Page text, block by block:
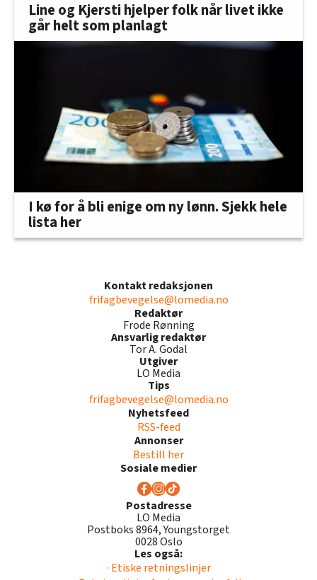
Line og Kjersti hjelper folk når livet ikke
går helt som planlagt
I kø for å bli enige om ny lønn. Sjekk hele
lista her
Kontakt redaksjonen
frifagbevegelse@lomedia.no
Redaktør
Frode Rønning
Ansvarlig redaktør
Tor A. Godal
Utgiver
LO Media
Tips
frifagbevegelse@lomedia.no
Nyhetsfeed
RSS-feed
Annonser
Bestill her
Sosiale medier
Postadresse
LO Media
Postboks 8964, Youngstorget
0028 Oslo
Les også:
· Etiske retningslinjer